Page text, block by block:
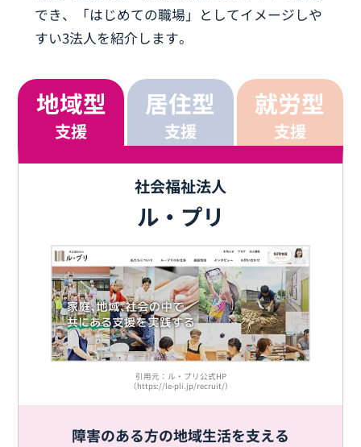
でき、
「はじめての職場」としてイメージしや
すい3法人を紹介します。
地域型
支援
居住型
支援
就労型
支援
社会福祉法人
ル・プリ
引用元：ル・プリ公式HP
（https://le-pli.jp/recruit/）
障害のある方の地域生活を支える